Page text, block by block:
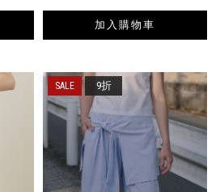
加入購物車
9折